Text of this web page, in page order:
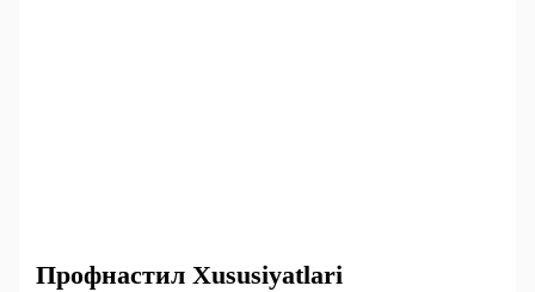
Профнастил Xususiyatlari